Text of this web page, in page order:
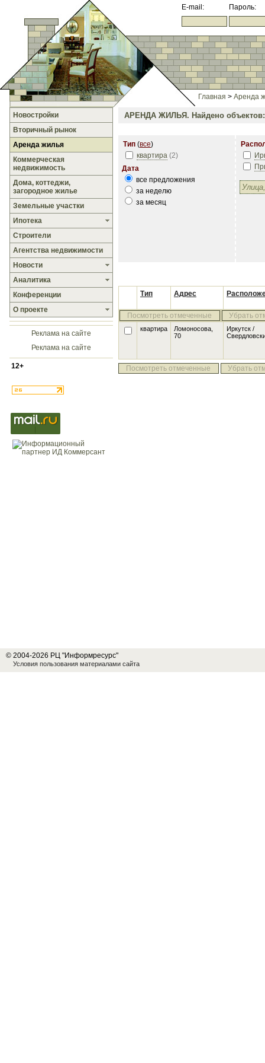
E-mail: Пароль:
Главная > Аренда
Новостройки
Вторичный рынок
Аренда жилья
Коммерческая
недвижимость
Дома, коттеджи,
загородное жилье
Земельные участки
Ипотека
Строители
Агентства недвижимости
Новости
Аналитика
Конференции
О проекте
Реклама на сайте
Реклама на сайте
12+
АРЕНДА ЖИЛЬЯ. Найдено
Тип (все)
квартира (2)
Дата
все предложения
за неделю
за месяц
Тип Адрес
Посмотреть отмеченные Убрать
квартира
Ломоносова,
70
Иркутск /
Посмотреть отмеченные Убрать
© 2004-2026 РЦ "Информресурс"
Условия пользования материалами сайта